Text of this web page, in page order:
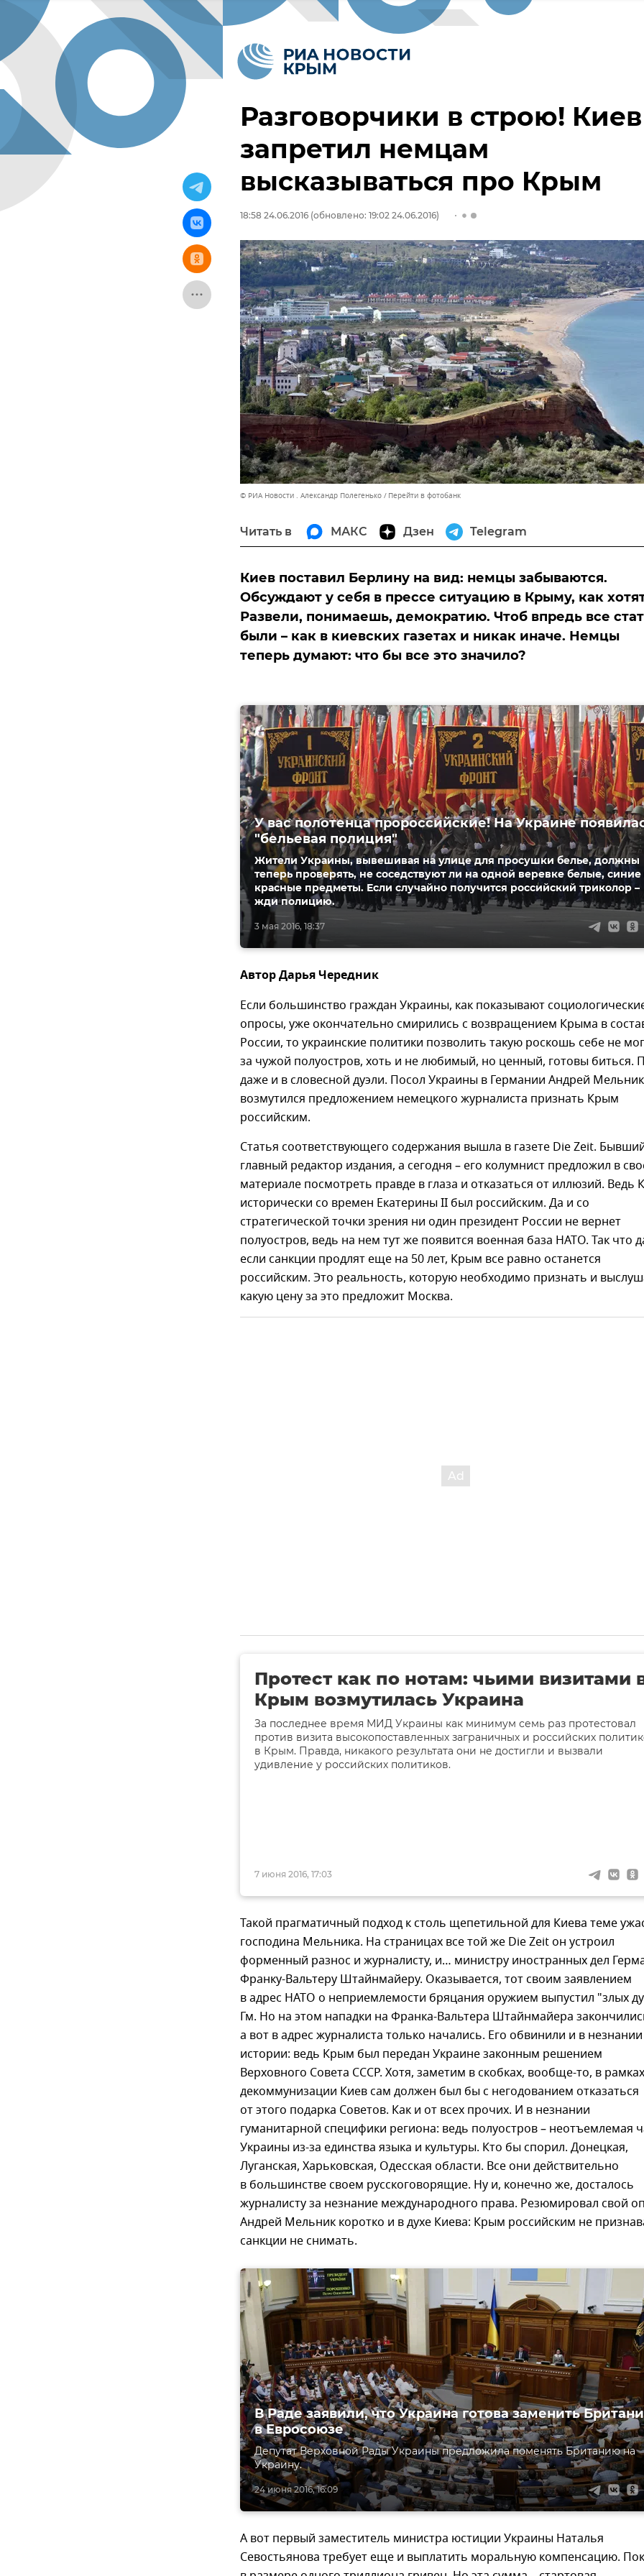
Разговорчики в строю! Киев
запретил немцам
высказываться про Крым
18:58 24.06.2016 (обновлено: 19:02 24.06.2016)
© РИА Новости . Александр Полегенько Перейти в фотобанк
Читать в МАКС Дзен Telegram
Киев поставил Берлину на вид: немцы забываются.
Обсуждают у себя в прессе ситуацию в Крыму, как
Развели, понимаешь, демократию. Чтоб впредь все
были – как в киевских газетах и никак иначе. Немцы
теперь думают: что бы все это значило?
3 мая 2016, 18:37
У вас полотенца пророссийские! На Украине
"бельевая полиция"
Жители Украины, вывешивая на улице для просушки белье, должны
теперь проверять, не соседствуют ли на одной веревке белые, синие
красные предметы. Если случайно получится российский триколор –
жди полицию.
Автор Дарья Чередник
Если большинство граждан Украины, как показывают
опросы, уже окончательно смирились с возвращением Крыма в
России, то украинские политики позволить такую роскошь себе не
за чужой полуостров, хоть и не любимый, но ценный, готовы биться.
даже и в словесной дуэли. Посол Украины в Германии Андрей Мельник
возмутился предложением немецкого журналиста признать Крым
российским.
Статья соответствующего содержания вышла в газете Die Zeit.
главный редактор издания, а сегодня – его колумнист предложил в
материале посмотреть правде в глаза и отказаться от иллюзий. Ведь
исторически со времен Екатерины II был российским. Да и со
стратегической точки зрения ни один президент России не вернет
полуостров, ведь на нем тут же появится военная база НАТО. Так что
если санкции продлят еще на 50 лет, Крым все равно останется
российским. Это реальность, которую необходимо признать и
какую цену за это предложит Москва.
7 июня 2016, 17:03
Протест как по нотам: чьими визитами
Крым возмутилась Украина
За последнее время МИД Украины как минимум семь раз протестовал
против визита высокопоставленных заграничных и российских
в Крым. Правда, никакого результата они не достигли и вызвали
удивление у российских политиков.
Такой прагматичный подход к столь щепетильной для Киева теме
господина Мельника. На страницах все той же Die Zeit он устроил
форменный разнос и журналисту, и… министру иностранных дел
Франку-Вальтеру Штайнмайеру. Оказывается, тот своим заявлением
в адрес НАТО о неприемлемости бряцания оружием выпустил "злых
Гм. Но на этом нападки на Франка-Вальтера Штайнмайера
а вот в адрес журналиста только начались. Его обвинили и в незнании
истории: ведь Крым был передан Украине законным решением
Верховного Совета СССР. Хотя, заметим в скобках, вообще-то, в рамках
декоммунизации Киев сам должен был бы с негодованием отказаться
от этого подарка Советов. Как и от всех прочих. И в незнании
гуманитарной специфики региона: ведь полуостров – неотъемлемая
Украины из-за единства языка и культуры. Кто бы спорил. Донецкая,
Луганская, Харьковская, Одесская области. Все они действительно
в большинстве своем русскоговорящие. Ну и, конечно же, досталось
журналисту за незнание международного права. Резюмировал свой
Андрей Мельник коротко и в духе Киева: Крым российским не
санкции не снимать.
24 июня 2016, 16:09
В Раде заявили, что Украина готова заменить
в Евросоюзе
Депутат Верховной Рады Украины предложила поменять Британию на
Украину.
А вот первый заместитель министра юстиции Украины Наталья
Севостьянова требует еще и выплатить моральную компенсацию.